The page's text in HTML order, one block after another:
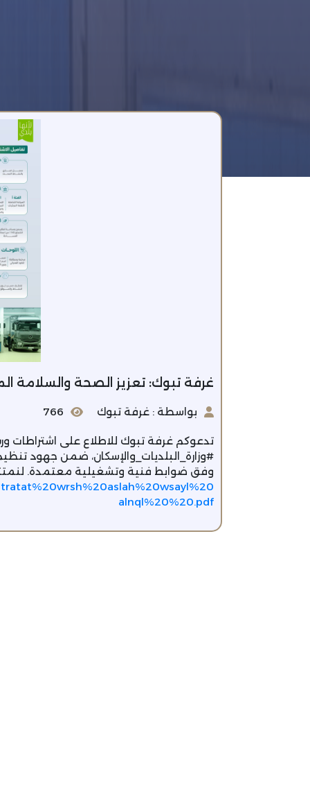
غرفة تبوك: تعزيز الصحة والسلامة
بواسطة : غرفة تبوك 766
تدعوكم غرفة تبوك للاطلاع على اشتراطات
#وزارة_البلديات_والإسكان، ضمن جهود
وفق ضوابط فنية وتشغيلية معتمدة.
alnql%20%20.pdf